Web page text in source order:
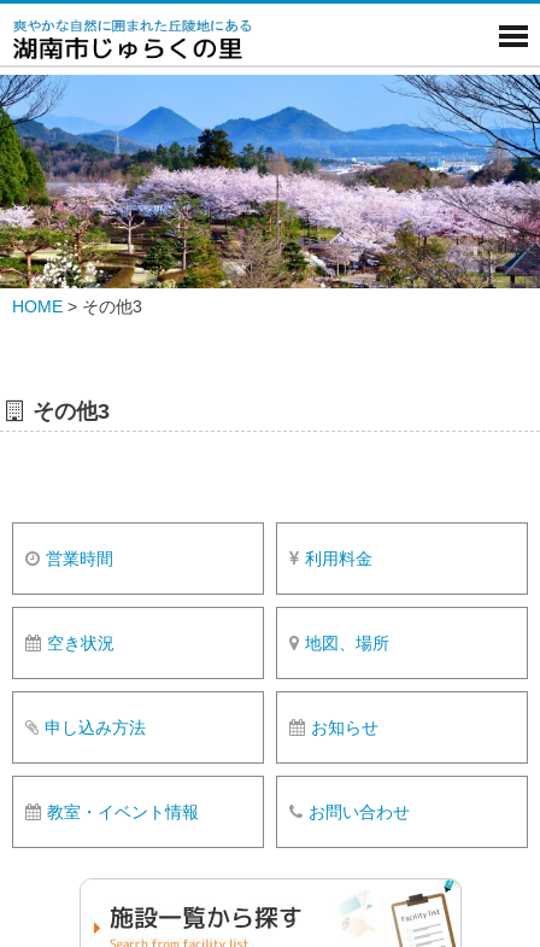
HOME > その他3
その他3
営業時間 利用料金
空き状況 地図、場所
申し込み方法 お知らせ
教室・イベント情報 お問い合わせ